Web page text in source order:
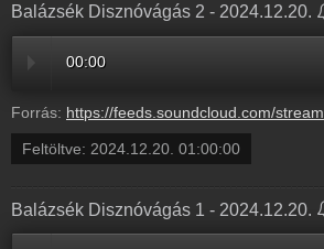
Balázsék Disznóvágás 2 - 2024.12.20.
00:00
Forrás: https://feeds.soundcloud.com/stream/1990563959-radio1hungary-balazsek-disznovagas-2.mp3
Feltöltve: 2024.12.20. 01:00:00
Balázsék Disznóvágás 1 - 2024.12.20.